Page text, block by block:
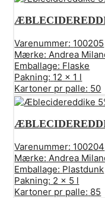
Varenummer: 100205
Mærke: Andrea
Emballage: Flaske
Pakning: 12 x 1 l
Kartoner pr palle: 50
Varenummer: 100204
Mærke: Andrea
Emballage: Plastdunk
Pakning: 2 x 5 l
Kartoner pr palle: 85